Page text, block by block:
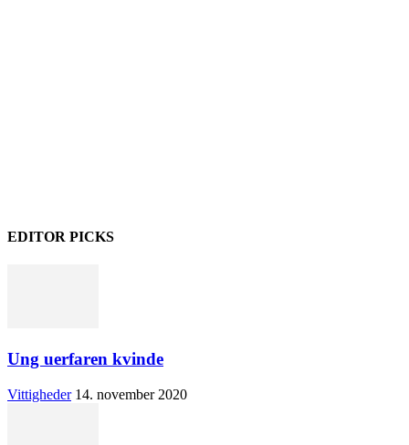
EDITOR PICKS
Ung uerfaren kvinde
Vittigheder 14. november 2020